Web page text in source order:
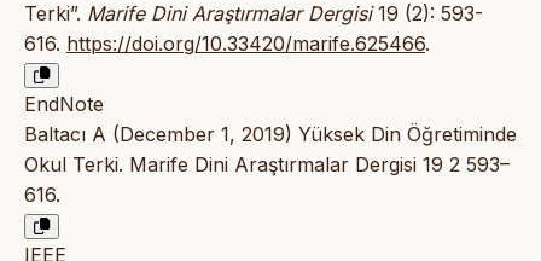
Terki”. Marife Dini Araştırmalar Dergisi19 (2): 593-
616. https://doi.org/10.33420/marife.625466.
EndNote
Baltacı A (December 1, 2019) Yüksek Din Öğretiminde
Okul Terki. Marife Dini Araştırmalar Dergisi 19 2 593–
616.
IEEE